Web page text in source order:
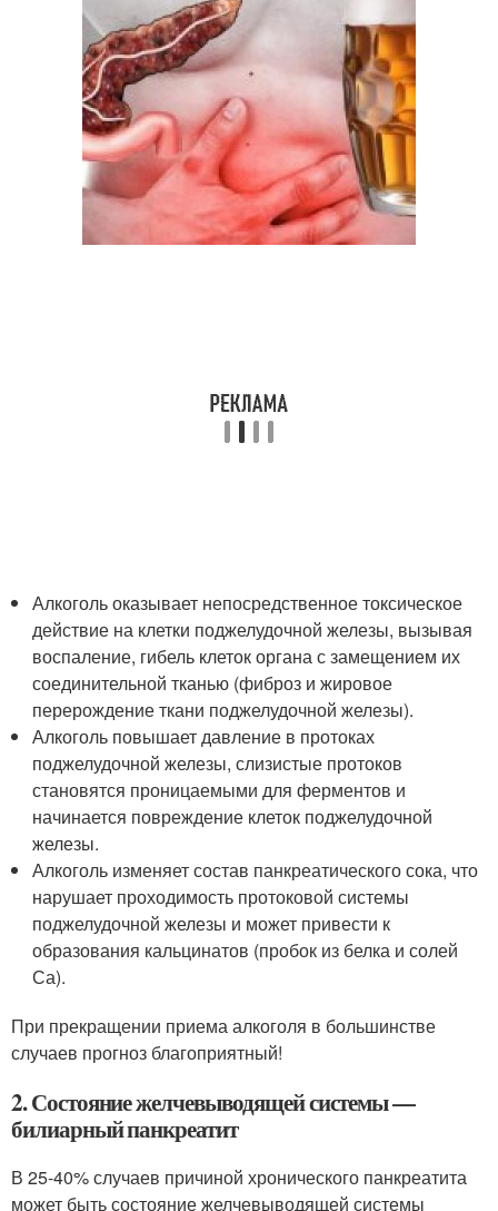
Алкоголь оказывает непосредственное токсическое
действие на клетки поджелудочной железы, вызывая
воспаление, гибель клеток органа с замещением их
соединительной тканью (фиброз и жировое
перерождение ткани поджелудочной железы).
Алкоголь повышает давление в протоках
поджелудочной железы, слизистые протоков
становятся проницаемыми для ферментов и
начинается повреждение клеток поджелудочной
железы.
Алкоголь изменяет состав панкреатического сока, что
нарушает проходимость протоковой системы
поджелудочной железы и может привести к
образования кальцинатов (пробок из белка и солей
Са).
При прекращении приема алкоголя в большинстве
случаев прогноз благоприятный!
2. Состояние желчевыводящей системы —
билиарный панкреатит
В 25-40% случаев причиной хронического панкреатита
может быть состояние желчевыводящей системы